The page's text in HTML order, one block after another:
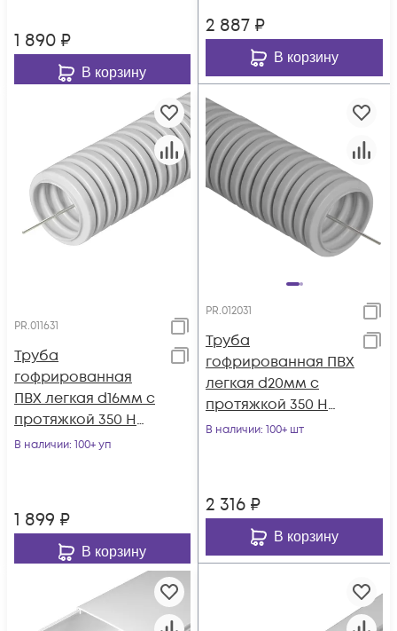
1 890 ₽
В корзину
2 887 ₽
В корзину
PR.011631
Труба
гофрированная
ПВХ легкая d16мм с
протяжкой 350 Н
сер. (уп.100м)
В наличии: 100+ уп
1 899 ₽
В корзину
PR.012031
Труба
гофрированная ПВХ
легкая d20мм с
протяжкой 350 Н
сер. (уп.100м)
В наличии: 100+ шт
2 316 ₽
В корзину